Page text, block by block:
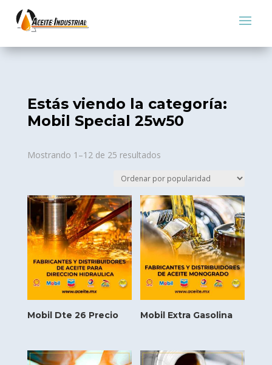
Estás viendo la categoría:
Mobil Special 25w50
Mostrando 1–12 de 25 resultadosSorted
popularity
Mobil Dte 26 Precio Mobil Extra Gasolina